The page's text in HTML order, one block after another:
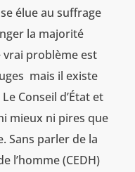
élue au suffrage
la majorité
problème est
mais il existe
Conseil d’État et
mieux ni pires que
Sans parler de la
l’homme (CEDH)